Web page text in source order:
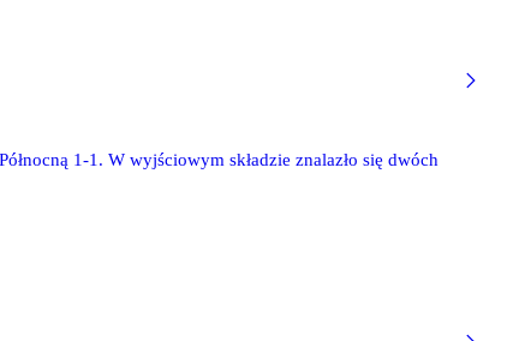
1-1. W wyjściowym składzie znalazło się dwóch